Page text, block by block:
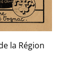
la Région